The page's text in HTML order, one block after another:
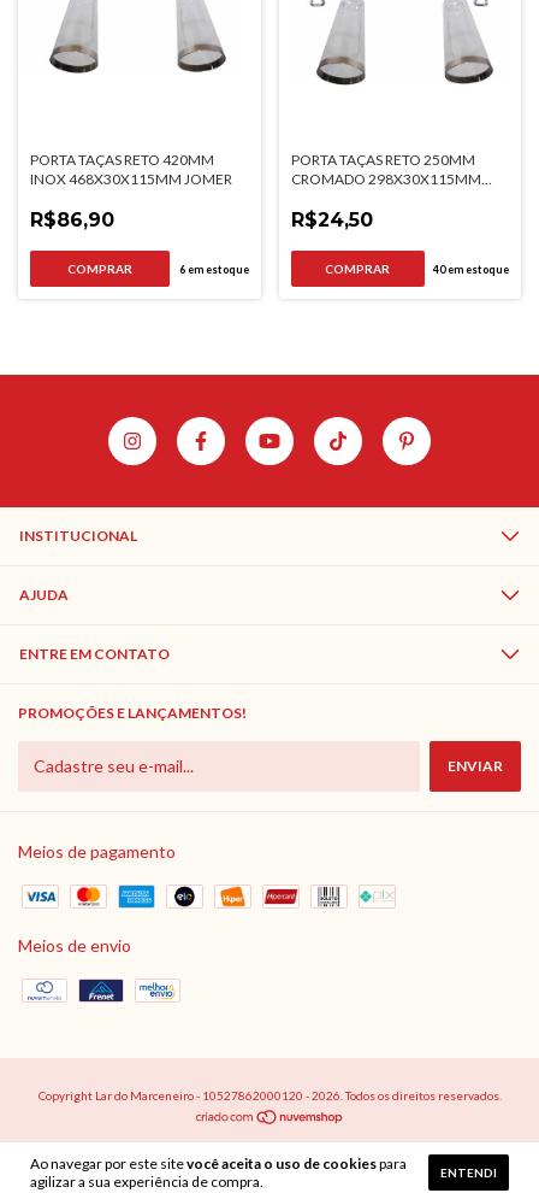
Ao navegar por este sitevocê aceita o uso de cookiespara
agilizar a sua experiência de compra.
ENTENDI
PORTA TAÇAS RETO 420MM
INOX 468X30X115MM JOMER
R$86,90
6em estoque
PORTA TAÇAS RETO 250MM
CROMADO 298X30X115MM
R$24,50
40em estoque
INSTITUCIONAL
AJUDA
ENTRE EM CONTATO
PROMOÇÕES E LANÇAMENTOS!
Meios de pagamento
Meios de envio
Copyright Lar do Marceneiro - 10527862000120 - 2026. Todos os direitos reservados.